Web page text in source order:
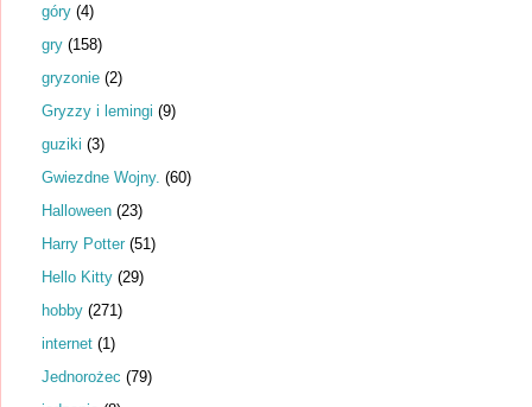
góry (4)
gry (158)
gryzonie (2)
Gryzzy i lemingi (9)
guziki (3)
Gwiezdne Wojny. (60)
Halloween (23)
Harry Potter (51)
Hello Kitty (29)
hobby (271)
internet (1)
Jednorożec (79)